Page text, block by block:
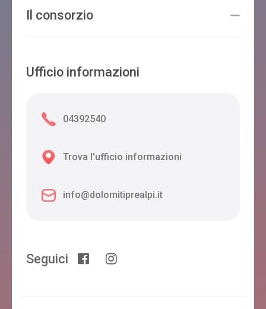
Il consorzio
Ufficio informazioni
04392540
Trova l'ufficio informazioni
info@dolomitiprealpi.it
Seguici